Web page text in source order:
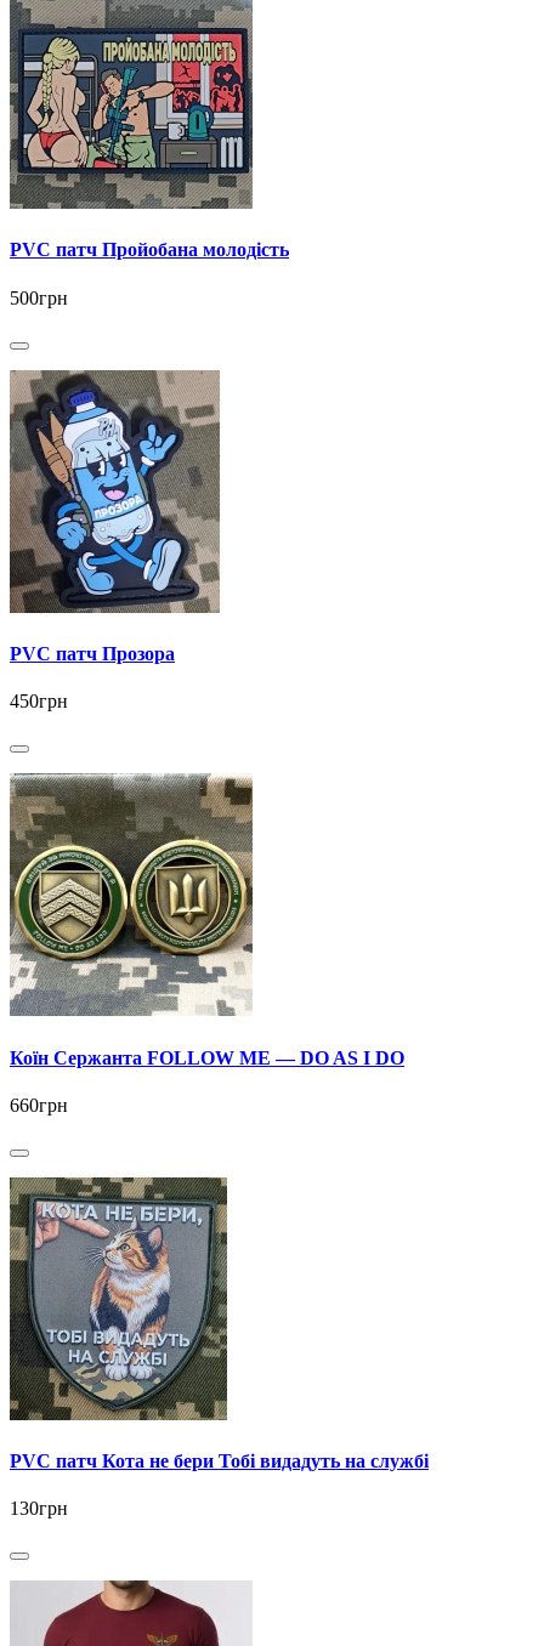
PVC патч Пройобана молодість
500грн
PVC патч Прозора
450грн
Коїн Сержанта FOLLOW ME — DO AS I DO
660грн
PVC патч Кота не бери Тобі видадуть на службі
130грн